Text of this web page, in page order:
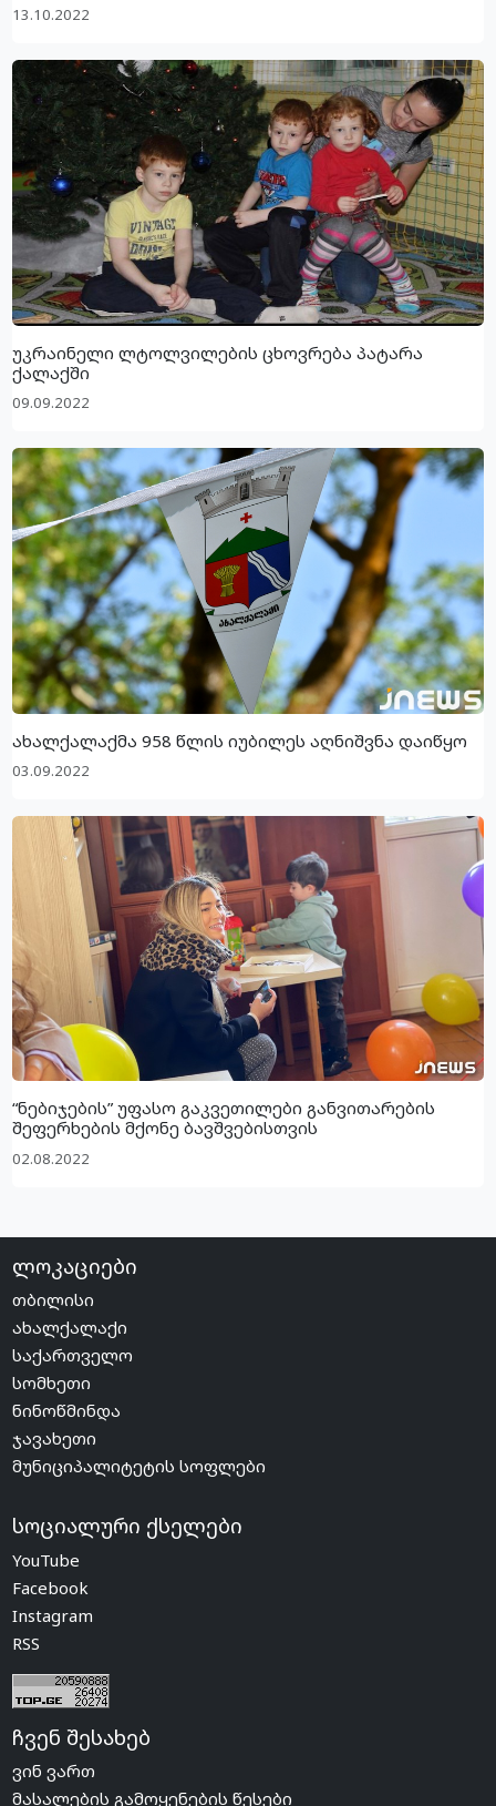
13.10.2022
უკრაინელი ლტოლვილების ცხოვრება პატარა
ქალაქში
09.09.2022
ახალქალაქმა 958 წლის იუბილეს აღნიშვნა დაიწყო
03.09.2022
“ნებიჯების” უფასო გაკვეთილები განვითარების
შეფერხების მქონე ბავშვებისთვის
02.08.2022
ლოკაციები
თბილისი
ახალქალაქი
საქართველო
სომხეთი
ნინოწმინდა
ჯავახეთი
მუნიციპალიტეტის სოფლები
სოციალური ქსელები
YouTube
Facebook
Instagram
RSS
ჩვენ შესახებ
ვინ ვართ
მასალების გამოყენების წესები